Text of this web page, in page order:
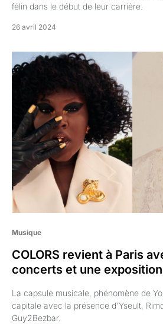
félin dans le début de leur carrière.
26 avril 2024
Musique
COLORS revient à Paris
concerts et une
La capsule musicale, phénomène de
capitale avec la présence d'Yseult,
Guy2Bezbar.